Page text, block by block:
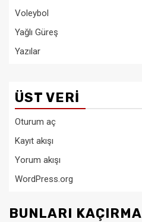
Voleybol
Yağlı Güreş
Yazılar
ÜST VERI
Oturum aç
Kayıt akışı
Yorum akışı
WordPress.org
BUNLARI KAÇIRMA